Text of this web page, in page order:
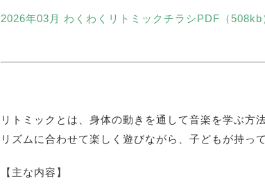
2026年03月 わくわくリトミックチラシPDF（508kb
リトミックとは、身体の動きを通して音楽を学ぶ方法
リズムに合わせて楽しく遊びながら、子どもが持っ
【主な内容】